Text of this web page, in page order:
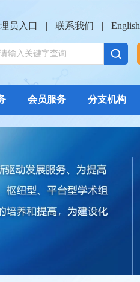
员入口 | 联系我们 | English
会员服务 分支机构